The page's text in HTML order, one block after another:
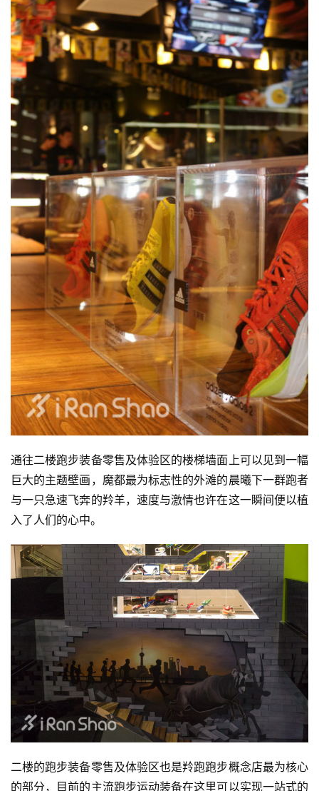
比
通往二楼跑步装备零售及体验区的楼梯墙面上可以见到一幅
巨大的主题壁画，魔都最为标志性的外滩的晨曦下一群跑者
与一只急速飞奔的羚羊，速度与激情也许在这一瞬间便以植
入了人们的心中。
二楼的跑步装备零售及体验区也是羚跑跑步概念店最为核心
的部分，目前的主流跑步运动装备在这里可以实现一站式的